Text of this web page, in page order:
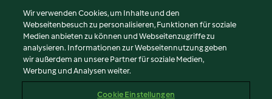
Nutzungsbedingungen
Datenschutzrichtlinien
Disclaimer
Impressum
Cookies
Wir verwenden Cookies, um Inhalte und den
Webseitenbesuch zu personalisieren, Funktionen für soziale
Medien anbieten zu können und Webseitenzugriffe zu
analysieren. Informationen zur Webseitennutzung geben
wir außerdem an unsere Partner für soziale Medien,
Werbung und Analysen weiter.
Cookie Einstellungen